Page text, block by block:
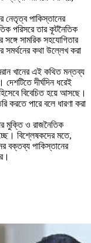
নেতৃত্ব পাকিস্তানের
পরিসরে তার কূটনৈতিক
সামরিক সহযোগিতার
সমর্থনের কথা উল্লেখ করা
খানের এই কথিত মন্তব্য
দীর্ঘদিন ধরেই
বিবেচিত হয়ে আসছে।
করতে পারে বলে ধারণা করা
মুক্তি ও রাজনৈতিক
বিশ্লেষকদের মতে,
বক্তব্য পাকিস্তানের